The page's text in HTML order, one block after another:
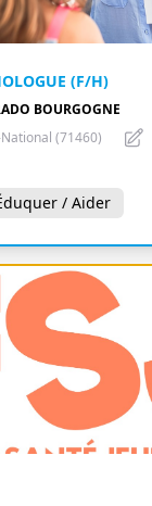
(F/H)
BOURGOGNE
(71460)
/ Aider